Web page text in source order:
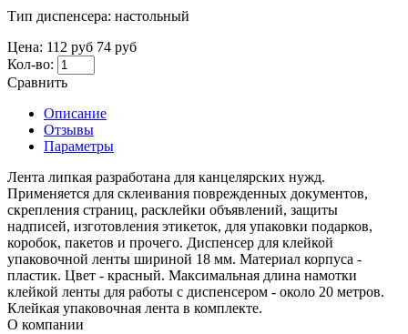
Тип диспенсера: настольный
Цена: 112 руб 74 руб
Кол-во:
Сравнить
Описание
Отзывы
Параметры
Лента липкая разработана для канцелярских нужд.
Применяется для склеивания поврежденных документов,
скрепления страниц, расклейки объявлений, защиты
надписей, изготовления этикеток, для упаковки подарков,
коробок, пакетов и прочего. Диспенсер для клейкой
упаковочной ленты шириной 18 мм. Материал корпуса -
пластик. Цвет - красный. Максимальная длина намотки
клейкой ленты для работы с диспенсером - около 20 метров.
Клейкая упаковочная лента в комплекте.
О компании